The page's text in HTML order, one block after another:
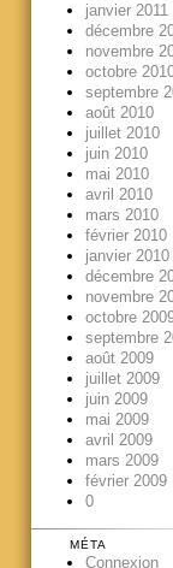
janvier 2011
décembre
novembre
octobre
septembre
août 2010
juillet 2010
juin 2010
mai 2010
avril 2010
mars 2010
février 2010
janvier 2010
décembre
novembre
octobre
septembre
août 2009
juillet 2009
juin 2009
mai 2009
avril 2009
mars 2009
février 2009
0
MÉTA
Connexion